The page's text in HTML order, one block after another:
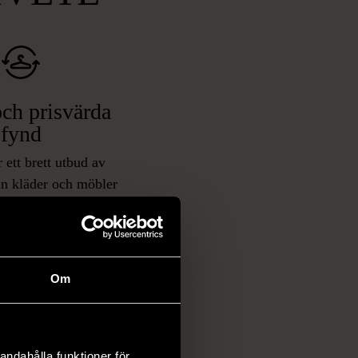
Om
prisvärda
fynd
ett brett utbud av
kläder och möbler
chansen att hitta